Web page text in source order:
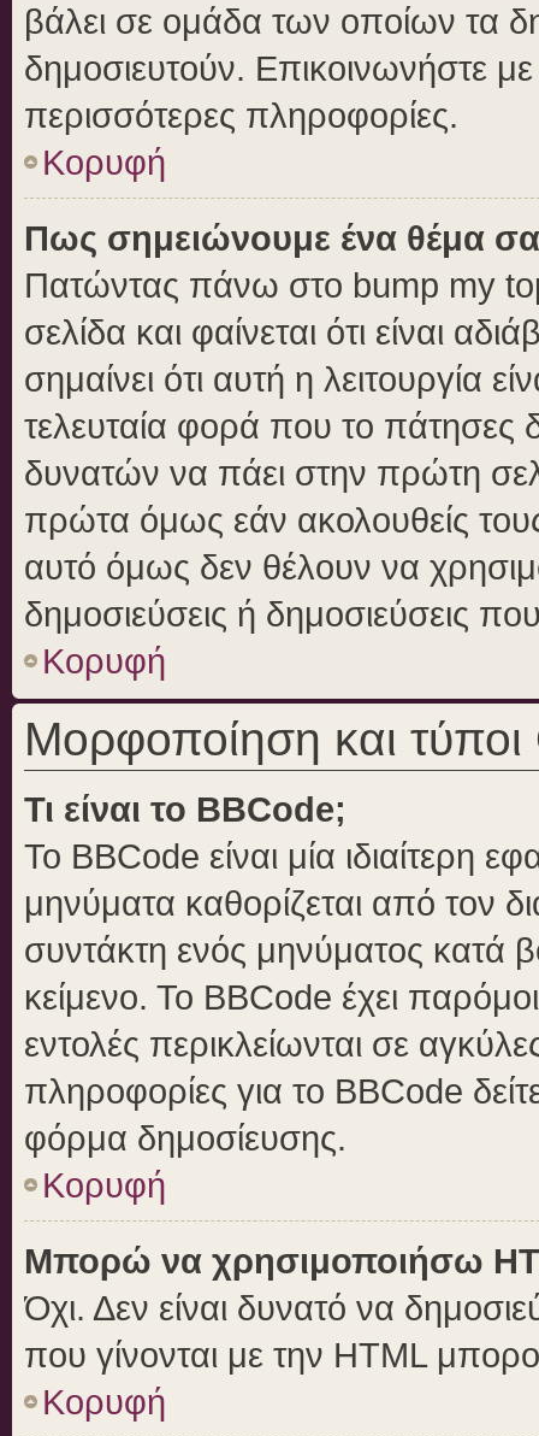
βάλει σε ομάδα των οποίων τα
δημοσιευτούν. Επικοινωνήστε
περισσότερες πληροφορίες.
Κορυφή
Πως σημειώνουμε ένα θέμα
Πατώντας πάνω στο bump my
σελίδα και φαίνεται ότι είναι
σημαίνει ότι αυτή η λειτουργία
τελευταία φορά που το πάτησες
δυνατών να πάει στην πρώτη
πρώτα όμως εάν ακολουθείς
αυτό όμως δεν θέλουν να
δημοσιεύσεις ή δημοσιεύσεις
Κορυφή
Μορφοποίηση και
Τι είναι το BBCode;
Το BBCode είναι μία ιδιαίτερη
μηνύματα καθορίζεται από τον
συντάκτη ενός μηνύματος κατά
κείμενο. Το BBCode έχει
εντολές περικλείωνται σε
πληροφορίες για το BBCode
φόρμα δημοσίευσης.
Κορυφή
Μπορώ να χρησιμοποιήσω
Όχι. Δεν είναι δυνατό να
που γίνονται με την HTML
Κορυφή